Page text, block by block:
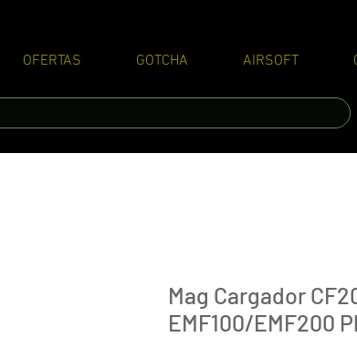
OFERTAS GOTCHA AIRSOFT
Mag Cargador
EMF100/EMF200